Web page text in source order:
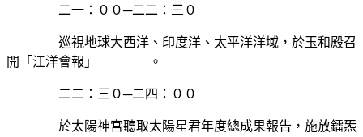
二一：００─二二：三０
巡視地球大西洋、印度洋、太平洋洋域，於玉和殿召
開「江洋會報」 。
二二：三０─二四：００
於太陽神宮聽取太陽星君年度總成果報告，施放鐳炁